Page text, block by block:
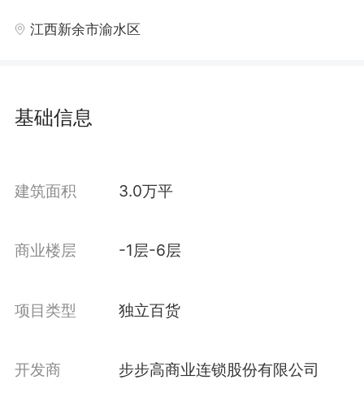
江西新余市渝水区
基础信息
建筑面积 3.0万平
商业楼层 -1层-6层
项目类型 独立百货
开发商 步步高商业连锁股份有限公司